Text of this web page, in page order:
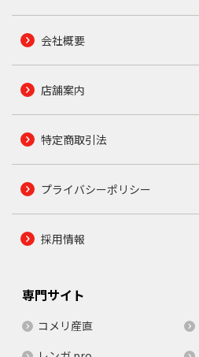
会社概要
店舗案内
特定商取引法
プライバシーポリシー
採用情報
専門サイト
コメリ産直